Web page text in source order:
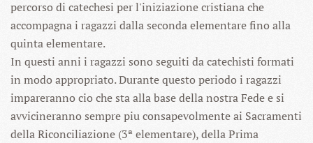
percorso di catechesi per l'iniziazione cristiana che
accompagna i ragazzi dalla seconda elementare fino alla
quinta elementare.
In questi anni i ragazzi sono seguiti da catechisti formati
in modo appropriato. Durante questo periodo i ragazzi
impareranno cio che sta alla base della nostra Fede e si
avvicineranno sempre piu consapevolmente ai Sacramenti
della Riconciliazione (3ª elementare), della Prima